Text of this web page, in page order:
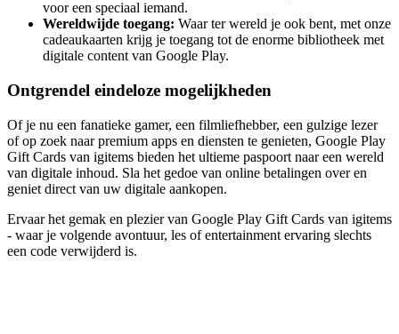
voor een speciaal iemand.
Wereldwijde toegang: Waar ter wereld je ook bent, met onze
cadeaukaarten krijg je toegang tot de enorme bibliotheek met
digitale content van Google Play.
Ontgrendel eindeloze mogelijkheden
Of je nu een fanatieke gamer, een filmliefhebber, een gulzige lezer
of op zoek naar premium apps en diensten te genieten, Google Play
Gift Cards van igitems bieden het ultieme paspoort naar een wereld
van digitale inhoud. Sla het gedoe van online betalingen over en
geniet direct van uw digitale aankopen.
Ervaar het gemak en plezier van Google Play Gift Cards van igitems
- waar je volgende avontuur, les of entertainment ervaring slechts
een code verwijderd is.